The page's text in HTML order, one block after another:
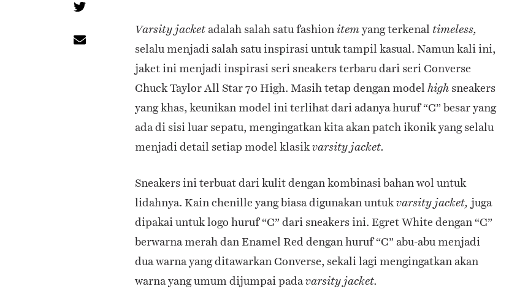
Varsity jacket adalah salah satu fashionitemyang terkenal timeless,
selalu menjadi salah satu inspirasi untuk tampil kasual. Namun kali ini,
jaket ini menjadi inspirasi seri sneakers terbaru dari seri Converse
Chuck Taylor All Star 70 High. Masih tetap dengan model high sneakers
yang khas, keunikan model ini terlihat dari adanya huruf “C” besar yang
ada di sisi luar sepatu, mengingatkan kita akan patch ikonik yang selalu
menjadi detail setiap model klasikvarsity jacket.
Sneakers ini terbuat dari kulit dengan kombinasi bahan wol untuk
lidahnya. Kain chenille yang biasa digunakan untukvarsity jacket, juga
dipakai untuk logo huruf “C” dari sneakers ini. Egret White dengan “C”
berwarna merah dan Enamel Red dengan huruf “C” abu-abu menjadi
dua warna yang ditawarkan Converse, sekali lagi mengingatkan akan
warna yang umum dijumpai padavarsity jacket.